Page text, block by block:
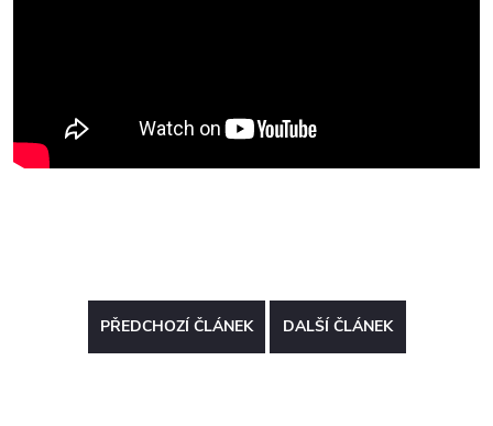
PŘEDCHOZÍ ČLÁNEK DALŠÍ ČLÁNEK